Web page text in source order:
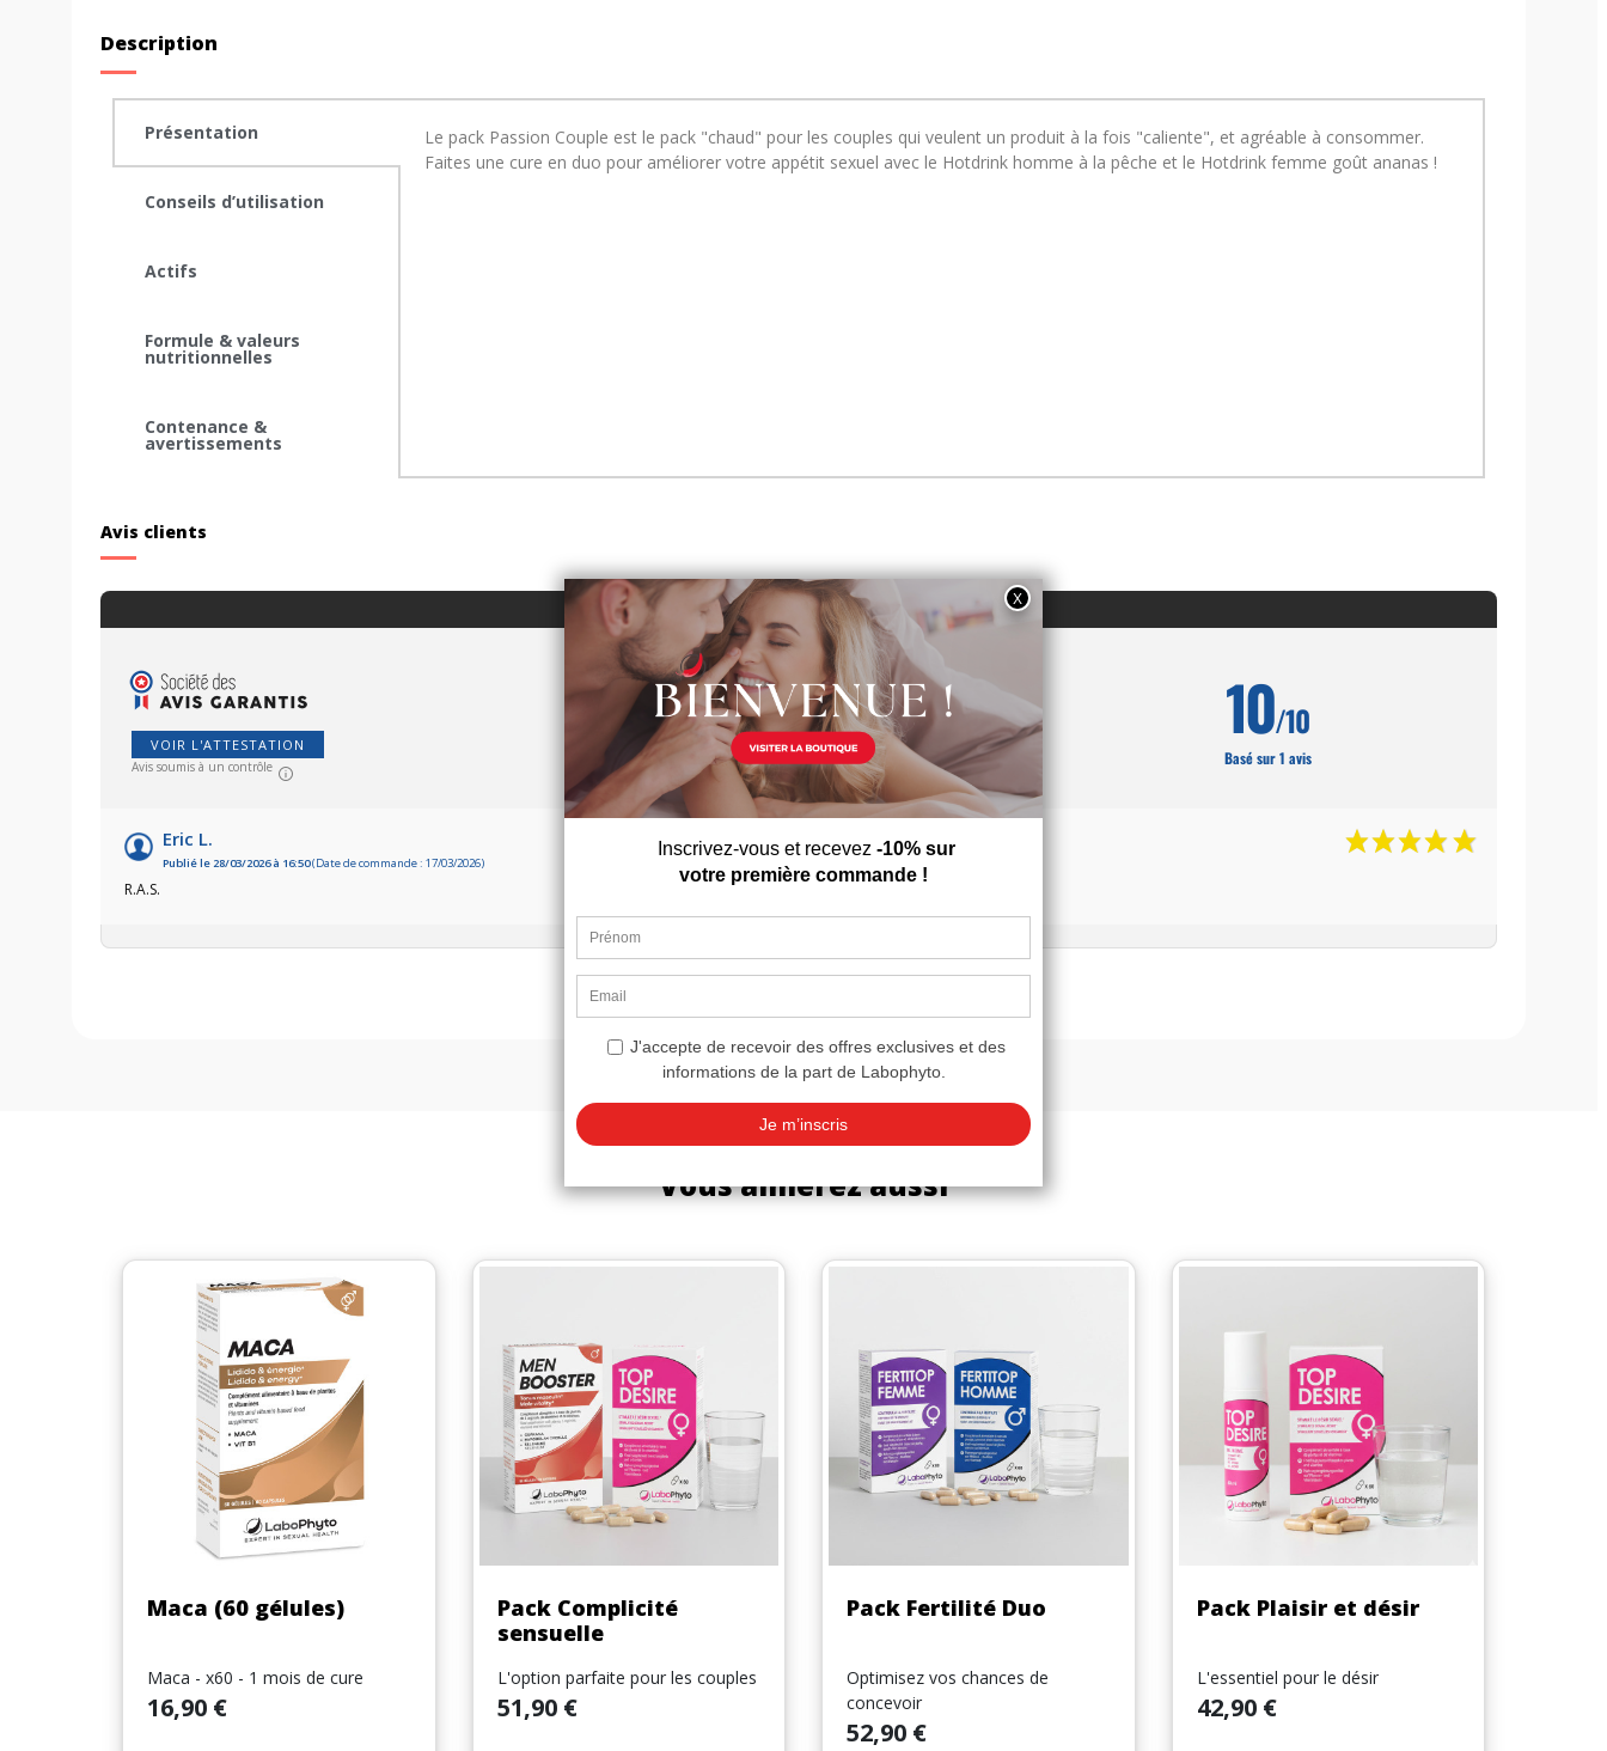
Description
Présentation
Conseils d’utilisation
Actifs
Formule & valeurs
nutritionnelles
Contenance &
avertissements
Le pack Passion Couple est le pack "chaud" pour les couples qui veulent un produit à la fois "caliente", et agréable à consommer.
Faites une cure en duo pour améliorer votre appétit sexuel avec le Hotdrink homme à la pêche et le Hotdrink femme goût ananas !
Avis clients
AVIS À PROPOS DU PRODUIT
VOIR L'ATTESTATION
Avis soumis à un contrôle
0 0
2★
0
3★
0
4★ 5★
10/10
Basé sur 1 avis
Eric L.
Publié le 28/03/2026 à 16:50(Date de commande : 17/03/2026)
R.A.S.
Vous aimerez aussi
Aperçu rapide
Maca (60 gélules)
Maca - x60 - 1 mois de cure
Prix
16,90 €
Aperçu rapide
Pack Complicité
sensuelle
L'option parfaite pour les couples
Prix
51,90 €
Aperçu rapide
Pack Fertilité Duo
Optimisez vos chances de
concevoir
Prix
52,90 €
Aperçu rapide
Pack Plaisir et désir
L'essentiel pour le désir
Prix
42,90 €